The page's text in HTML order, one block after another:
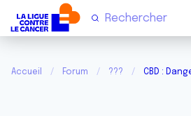
Accueil Forum ??? CBD :